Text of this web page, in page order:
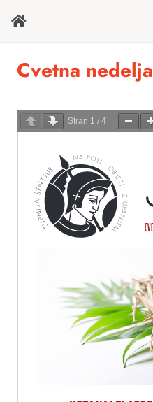
Cvetna nedelja
Stran 1 / 4